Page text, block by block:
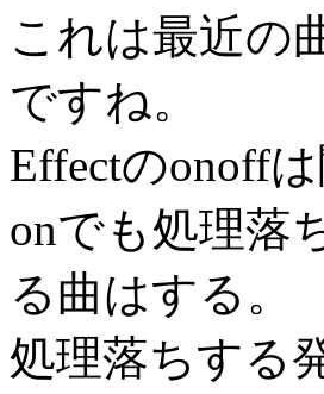
これは最近の
ですね。
Effectのonoff
onでも処理落
る曲はする。
処理落ちする